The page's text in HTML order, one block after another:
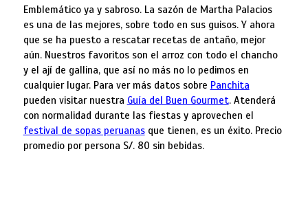
Emblemático ya y sabroso. La sazón de Martha Palacios
es una de las mejores, sobre todo en sus guisos. Y ahora
que se ha puesto a rescatar recetas de antaño, mejor
aún. Nuestros favoritos son el arroz con todo el chancho
y el ají de gallina, que así no más no lo pedimos en
cualquier lugar. Para ver más datos sobre Panchita
pueden visitar nuestra Guía del Buen Gourmet. Atenderá
con normalidad durante las fiestas y aprovechen el
festival de sopas peruanasque tienen, es un éxito. Precio
promedio por persona S/. 80 sin bebidas.